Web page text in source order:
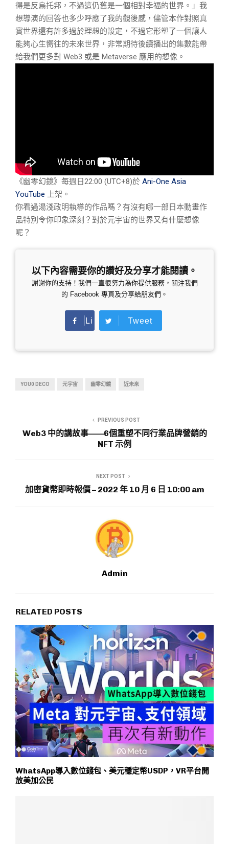
得是反烏托邦，不過這仍舊是一個相對幸福的世界。」我
想導演的回答也多少呼應了我的觀後感，儘管本作對照真
實世界還有許多過於理想的設定，不過它形塑了一個讓人
能夠心生嚮往的未來世界，非常期待後續播出的集數能帶
給我們更多對 Web3 或是 Metaverse 應用的想像。
《幽零幻鏡》每週日22:00 (UTC+8)於 Ani-One Asia
YouTube 上架。
你看過湯淺政明執導的作品嗎？有沒有哪一部日本動畫作
品特別令你印象深刻？對於元宇宙的世界又有什麼想像
呢？
以下內容需要你的讚好及分享才能閱讀。
謝謝你的支持！我們一直很努力為你提供服務，關注我們
的 Facebook 專頁及分享給朋友們。
Li Tweet
YOU0 DECO 元宇宙 幽零幻鏡 近未來
PREVIOUS POST
Web3 中的講故事——6個重塑不同行業品牌營銷的
NFT 示例
NEXT POST
加密貨幣即時報價 – 2022 年 10 月 6 日 10:00 am
Admin
RELATED POSTS
WhatsApp導入數位錢包、美元穩定幣USDP，VR平台開
放美加公民